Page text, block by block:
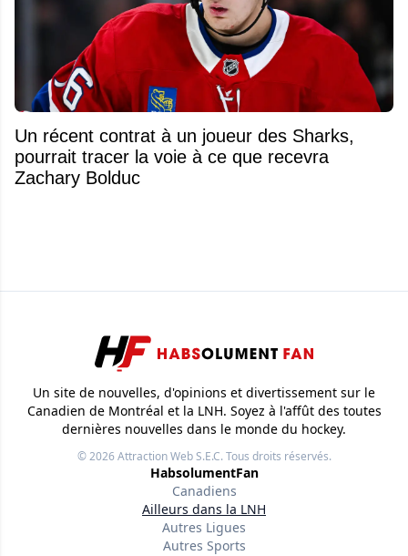
Un récent contrat à un joueur des Sharks,
pourrait tracer la voie à ce que recevra
Zachary Bolduc
Un site de nouvelles, d'opinions et divertissement sur le
Canadien de Montréal et la LNH. Soyez à l'affût des toutes
dernières nouvelles dans le monde du hockey.
© 2026Attraction Web S.E.C.Tous droits réservés.
HabsolumentFan
Canadiens
Ailleurs dans la LNH
Autres Ligues
Autres Sports